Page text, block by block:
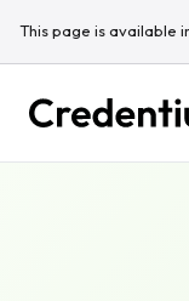
This page is available